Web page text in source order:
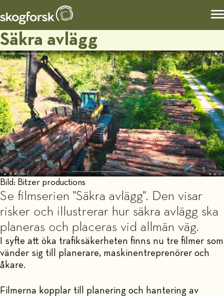
Säkra avlägg
Bild: Bitzer productions
Se filmserien "Säkra avlägg". Den visar
risker och illustrerar hur säkra avlägg ska
planeras och placeras vid allmän väg.
I syfte att öka trafiksäkerheten finns nu tre filmer som
vänder sig till planerare, maskinentreprenörer och
åkare.
Filmerna kopplar till planering och hantering av